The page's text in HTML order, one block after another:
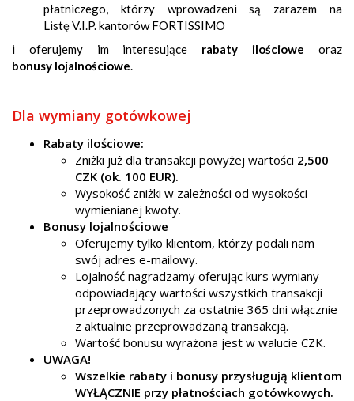
płatniczego, którzy wprowadzeni są zarazem na
Listę V.I.P. kantorów FORTISSIMO
i oferujemy im interesujące rabaty ilościowe oraz
bonusy lojalnościowe
Dla wymiany gotówkowej
Rabaty ilościowe:
Zniżki już dla transakcji powyżej wartości 2,500
CZK (ok. 100 EUR).
Wysokość zniżki w zależności od wysokości
wymienianej kwoty.
​Bonusy lojalnościowe
​Oferujemy tylko klientom, którzy podali nam
swój adres e-mailowy.
Lojalność nagradzamy oferując kurs wymiany
odpowiadający wartości wszystkich transakcji
przeprowadzonych za ostatnie 365 dni włącznie
z aktualnie przeprowadzaną transakcją.
Wartość bonusu wyrażona jest w walucie CZK.
UWAGA!
Wszelkie rabaty i bonusy przysługują klientom
WYŁĄCZNIE przy płatnościach gotówkowych.